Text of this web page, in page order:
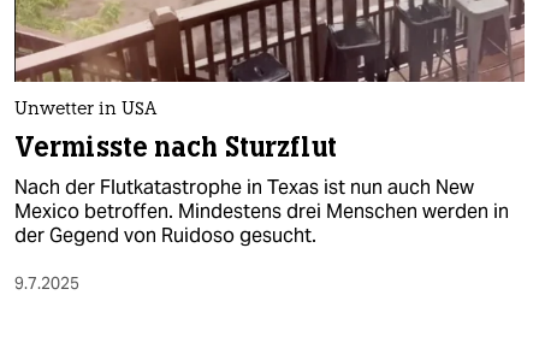
Unwetter in USA
Vermisste nach Sturzflut
Nach der Flutkatastrophe in Texas ist nun auch New
Mexico betroffen. Mindestens drei Menschen werden in
der Gegend von Ruidoso gesucht.
9.7.2025